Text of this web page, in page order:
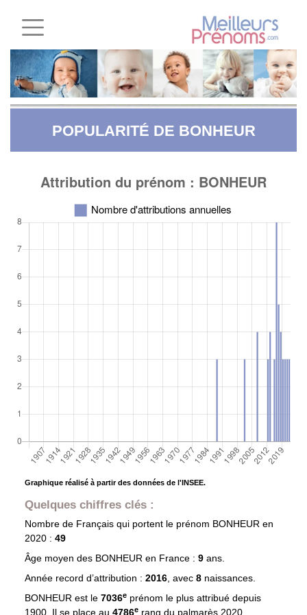
POPULARITÉ DE BONHEUR
Graphique réalisé à partir des données de l'INSEE.
Quelques chiffres clés :
Nombre de Français qui portent le prénom BONHEUR en
2020 : 49
Âge moyen des BONHEURen France : 9 ans.
Année record d’attribution : 2016, avec 8 naissances.
BONHEUR est le 7036eprénom le plus attribué depuis
1900. Il se place au 4786e rang du palmarès 2020.